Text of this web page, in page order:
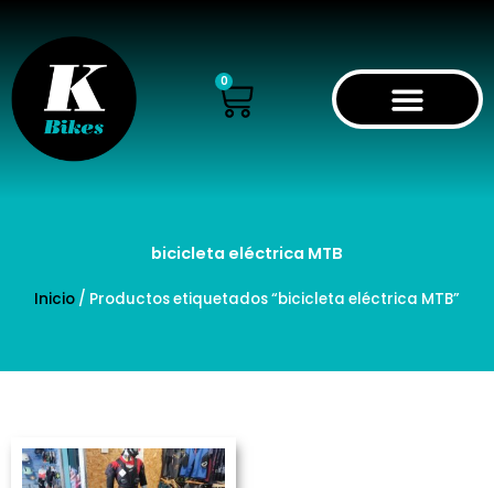
contenido
0
Cart
bicicleta eléctrica MTB
Inicio / Productos etiquetados “bicicleta eléctrica MTB”